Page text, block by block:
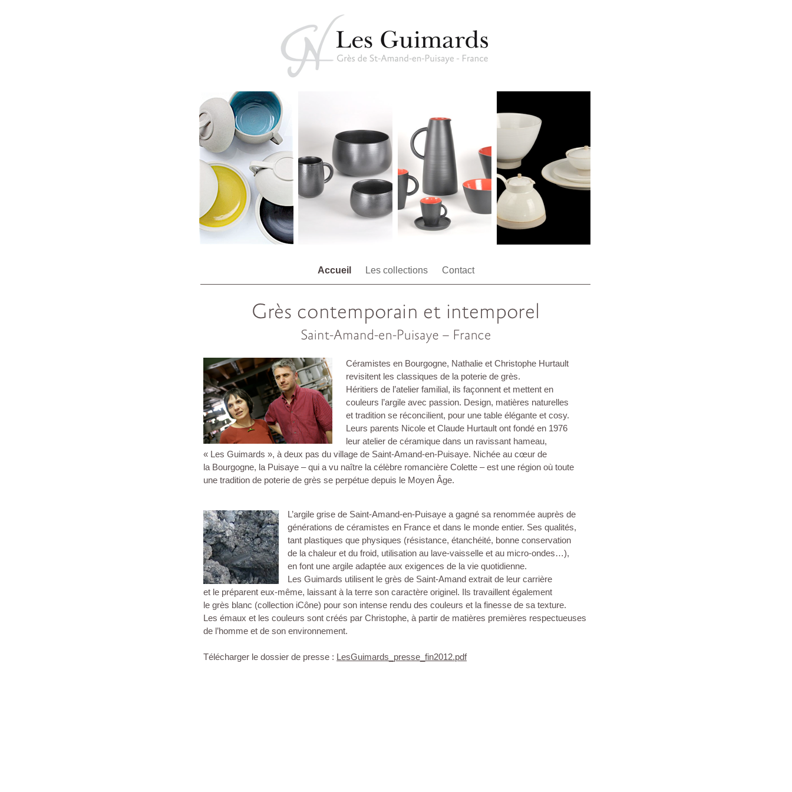
Accueil Les collections Contact
Céramistes en Bourgogne, Nathalie et Christophe Hurtault
revisitent les classiques de la poterie de grès.
Héritiers de l’atelier familial, ils façonnent et mettent en
couleurs l’argile avec passion. Design, matières naturelles
et tradition se réconcilient, pour une table élégante et cosy.
Leurs parents Nicole et Claude Hurtault ont fondé en 1976
leur atelier de céramique dans un ravissant hameau,
« Les Guimards », à deux pas du village de Saint-Amand-en-Puisaye. Nichée au cœur de
la Bourgogne, la Puisaye – qui a vu naître la célèbre romancière Colette – est une région où toute
une tradition de poterie de grès se perpétue depuis le Moyen Âge.
L’argile grise de Saint-Amand-en-Puisaye a gagné sa renommée auprès de
générations de céramistes en France et dans le monde entier. Ses qualités,
tant plastiques que physiques (résistance, étanchéité, bonne conservation
de la chaleur et du froid, utilisation au lave-vaisselle et au micro-ondes…),
en font une argile adaptée aux exigences de la vie quotidienne.
Les Guimards utilisent le grès de Saint-Amand extrait de leur carrière
et le préparent eux-même, laissant à la terre son caractère originel. Ils travaillent également
le grès blanc (collection iCône) pour son intense rendu des couleurs et la finesse de sa texture.
Les émaux et les couleurs sont créés par Christophe, à partir de matières premières respectueuses
de l’homme et de son environnement.
Télécharger le dossier de presse : LesGuimards_presse_fin2012.pdf